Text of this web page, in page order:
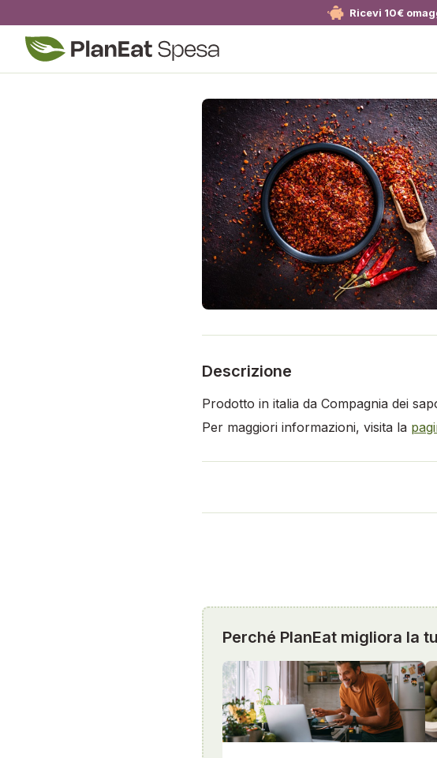
Ricevi 10€
Descrizione
Prodotto in italia da Compagnia dei
Per maggiori informazioni, visita la
Perché PlanEat migliora la